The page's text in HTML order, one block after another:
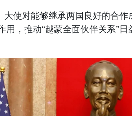
大使对能够继承两国良好的合作
用，推动“越蒙全面伙伴关系”